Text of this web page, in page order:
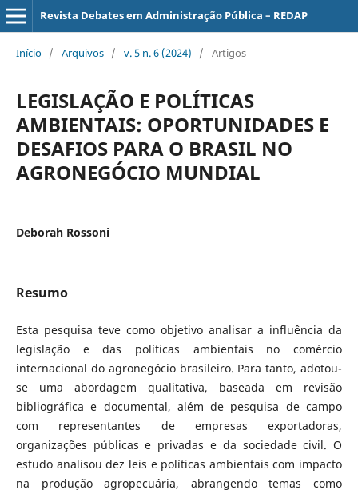
Revista Debates em Administração Pública – REDAP
Início / Arquivos / v. 5 n. 6 (2024) / Artigos
LEGISLAÇÃO E POLÍTICAS
AMBIENTAIS: OPORTUNIDADES E
DESAFIOS PARA O BRASIL NO
AGRONEGÓCIO MUNDIAL
Deborah Rossoni
Resumo
Esta pesquisa teve como objetivo analisar a influência da
legislação e das políticas ambientais no comércio
internacional do agronegócio brasileiro. Para tanto, adotou-
se uma abordagem qualitativa, baseada em revisão
bibliográfica e documental, além de pesquisa de campo
com representantes de empresas exportadoras,
organizações públicas e privadas e da sociedade civil. O
estudo analisou dez leis e políticas ambientais com impacto
na produção agropecuária, abrangendo temas como